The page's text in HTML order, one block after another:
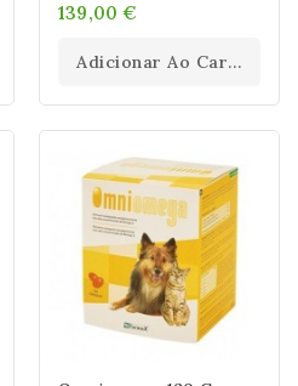
139,00 €
Adicionar Ao Carrinho